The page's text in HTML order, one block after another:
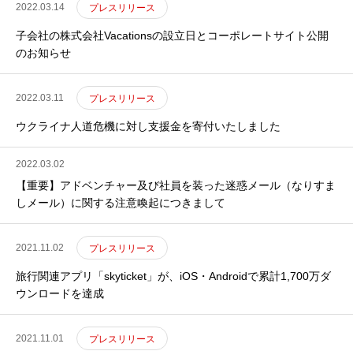
2022.03.14 プレスリリース
子会社の株式会社Vacationsの設立日とコーポレートサイト公開
のお知らせ
2022.03.11 プレスリリース
ウクライナ人道危機に対し支援金を寄付いたしました
2022.03.02
【重要】アドベンチャー及び社員を装った迷惑メール（なりすま
しメール）に関する注意喚起につきまして
2021.11.02 プレスリリース
旅行関連アプリ「skyticket」が、iOS・Androidで累計1,700万ダ
ウンロードを達成
2021.11.01 プレスリリース